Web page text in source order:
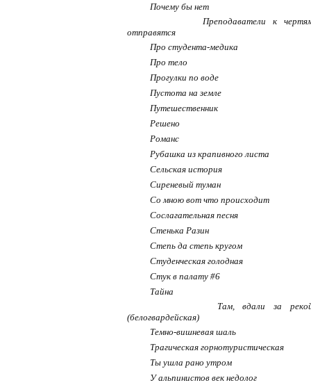
Почему бы нет
Преподаватели к
отправятся
Про студента-медика
Про тело
Прогулки по воде
Пустота на земле
Путешественник
Решено
Романс
Рубашка из крапивного листа
Сельская история
Сиреневый туман
Со мною вот что происходит
Сослагательная песня
Стенька Разин
Степь да степь кругом
Студенческая голодная
Стук в палату #6
Тайна
Там, вдали за
(белогвардейская)
Темно-вишневая шаль
Трагическая горнотуристическая
Ты ушла рано утром
У альпинистов век недолог